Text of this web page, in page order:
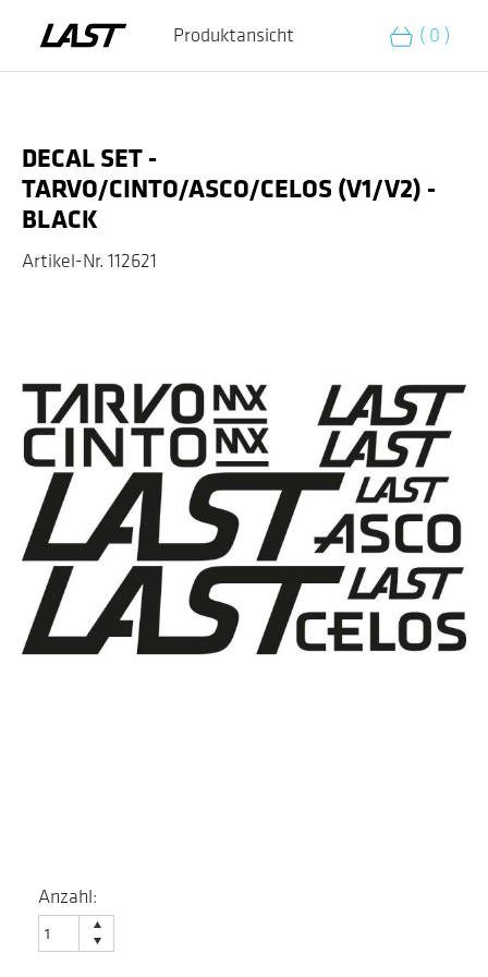
Produktansicht ( 0 )
Zum Warenkorb hinzufügen
DECAL SET -
TARVO/CINTO/ASCO/CELOS (V1/V2) -
BLACK
Artikel-Nr. 112621
Anzahl: